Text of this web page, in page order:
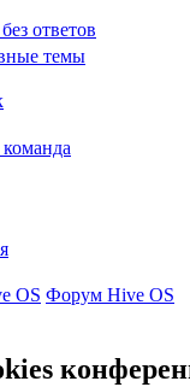
ответов
темы
OS Форум Hive OS